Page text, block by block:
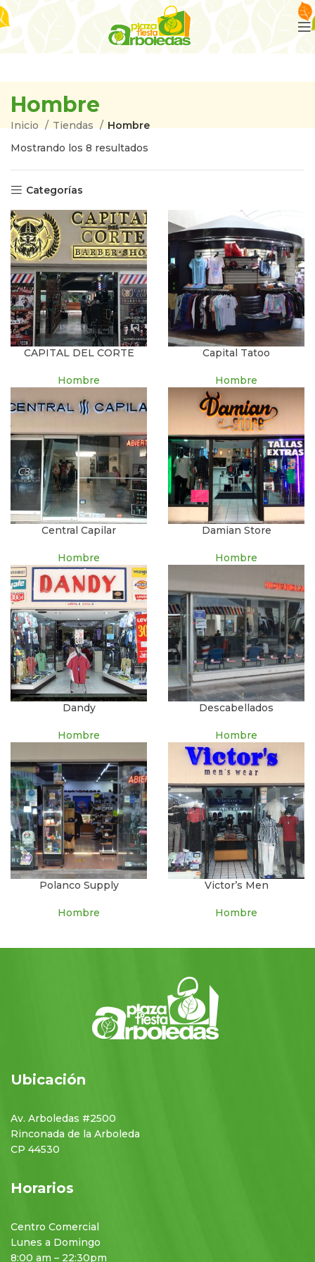
Hombre
Inicio Tiendas
Hombre
Mostrando los 8 resultados
Categorías
CAPITAL DEL CORTE
Hombre
Capital Tatoo
Hombre
Central Capilar
Hombre
Damian Store
Hombre
Dandy
Hombre
Descabellados
Hombre
Polanco Supply
Hombre
Victor’s Men
Hombre
Ubicación
Av. Arboledas #2500
Rinconada de la Arboleda
CP 44530
Horarios
Centro Comercial
Lunes a Domingo
8:00 am – 22:30pm